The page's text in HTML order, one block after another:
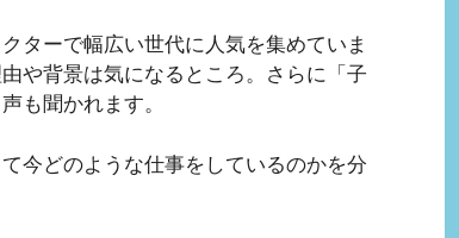
ターで幅広い世代に人気を集めていま
や背景は気になるところ。さらに「子
も聞かれます。
今どのような仕事をしているのかを分